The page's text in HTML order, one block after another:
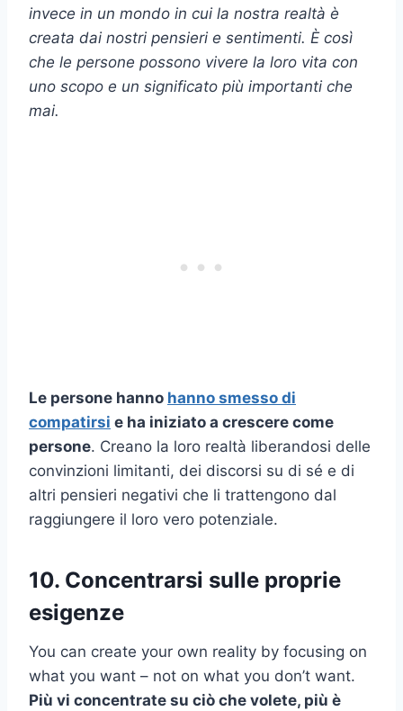
invece in un mondo in cui la nostra realtà è
creata dai nostri pensieri e sentimenti. È così
che le persone possono vivere la loro vita con
uno scopo e un significato più importanti che
mai.
Le persone hanno hanno smesso di
compatirsi e ha iniziato a crescere come
persone. Creano la loro realtà liberandosi delle
convinzioni limitanti, dei discorsi su di sé e di
altri pensieri negativi che li trattengono dal
raggiungere il loro vero potenziale.
10. Concentrarsi sulle proprie
esigenze
You can create your own reality by focusing on
what you want – not on what you don’t want.
Più vi concentrate su ciò che volete, più è